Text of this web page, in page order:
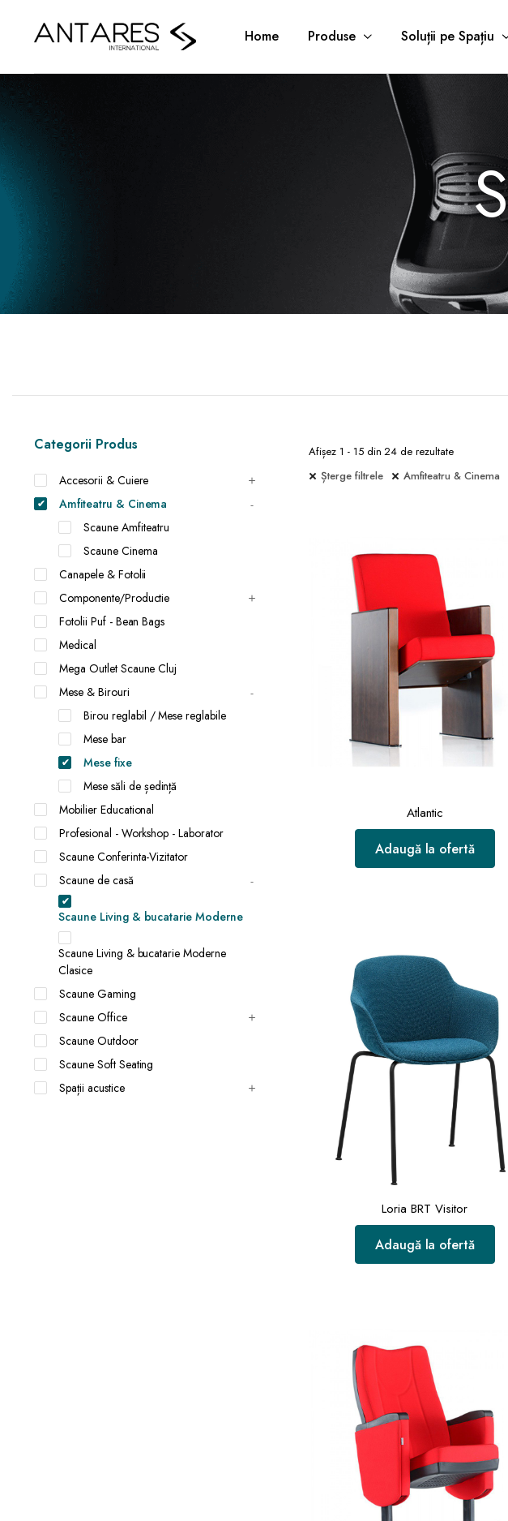
Home Produse Soluții pe Spațiu
Afișez 1 - 15 din 24 de rezultate
Șterge filtrele
Amfiteatru & Cinema
Atlantic
Adaugă la ofertă
Loria BRT Visitor
Adaugă la ofertă
Categorii Produs
Accesorii & Cuiere
Amfiteatru & Cinema
Scaune Amfiteatru
Scaune Cinema
Canapele & Fotolii
Componente/Productie
Fotolii Puf - Bean Bags
Medical
Mega Outlet Scaune Cluj
Mese & Birouri
Birou reglabil / Mese reglabile
Mese bar
Mese fixe
Mese săli de ședință
Mobilier Educational
Profesional - Workshop - Laborator
Scaune Conferinta-Vizitator
Scaune de casă
Scaune Living & bucatarie Moderne
Scaune Living & bucatarie Moderne
Clasice
Scaune Gaming
Scaune Office
Scaune Outdoor
Scaune Soft Seating
Spații acustice